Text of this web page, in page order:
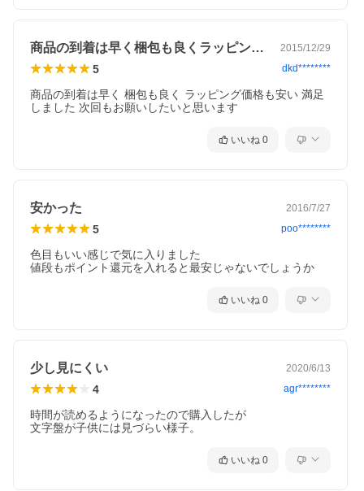
商品の到着は早く梱包も良くラッピング価… 2015/12/29
5 dkd********
商品の到着は早く 梱包も良く ラッピング価格も安い 満足
しました 次回もお願いしたいと思います
いいね 0
安かった 2016/7/27
5 poo********
色目もいい感じで気に入りました
値段もポイント還元を入れると最安じゃないでしょうか
いいね 0
少し見にくい 2020/6/13
4 agr********
時間が読めるようになったので購入したが
文字盤が子供には見づらい様子。
いいね 0